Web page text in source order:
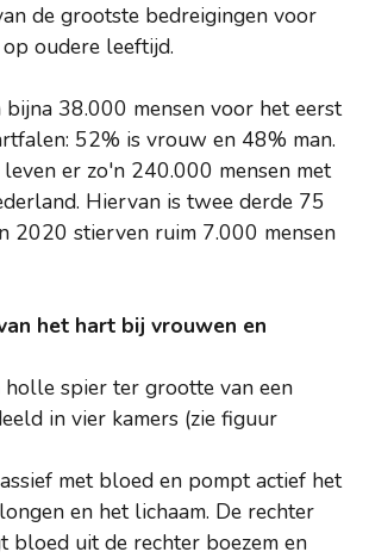
de grootste bedreigingen voor
oudere leeftijd.
bijna 38.000 mensen voor het eerst
52% is vrouw en 48% man.
er zo'n 240.000 mensen met
Hiervan is twee derde 75
2020 stierven ruim 7.000 mensen
het hart bij vrouwen en
holle spier ter grootte van een
in vier kamers (zie figuur
met bloed en pompt actief het
en het lichaam. De rechter
bloed uit de rechter boezem en